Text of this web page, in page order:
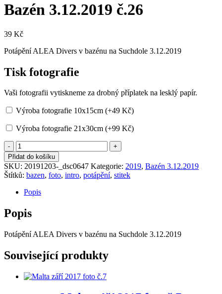
Bazén 3.12.2019 č.26
39 Kč
Potápění ALEA Divers v bazénu na Suchdole 3.12.2019
Tisk fotografie
Vaši fotografii vytiskneme za drobný příplatek na lesklý papír.
Výroba fotografie 10x15cm (+49 Kč)
Výroba fotografie 21x30cm (+99 Kč)
Bazén
3.12.2019
č.26
množství
Přidat do košíku
SKU: 20191203-_dsc0647 Kategorie: 2019, Bazén 3.12.2019
Štítků: bazen, foto, intro, potápění, stitek
Popis
Popis
Potápění ALEA Divers v bazénu na Suchdole 3.12.2019
Související produkty